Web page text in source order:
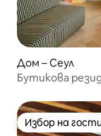
Дом – Сеул
Бутикова
Избор на
Избор на